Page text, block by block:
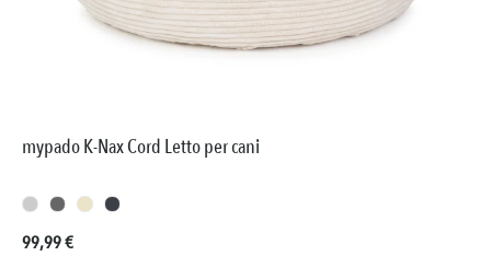
mypado K-Nax Cord Letto per cani
Prezzo normale:
99,99 €